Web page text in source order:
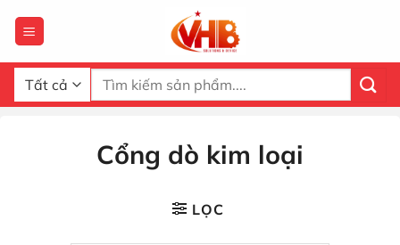
qua
dung
Tìm
kiếm:
Cổng dò kim loại
LỌC